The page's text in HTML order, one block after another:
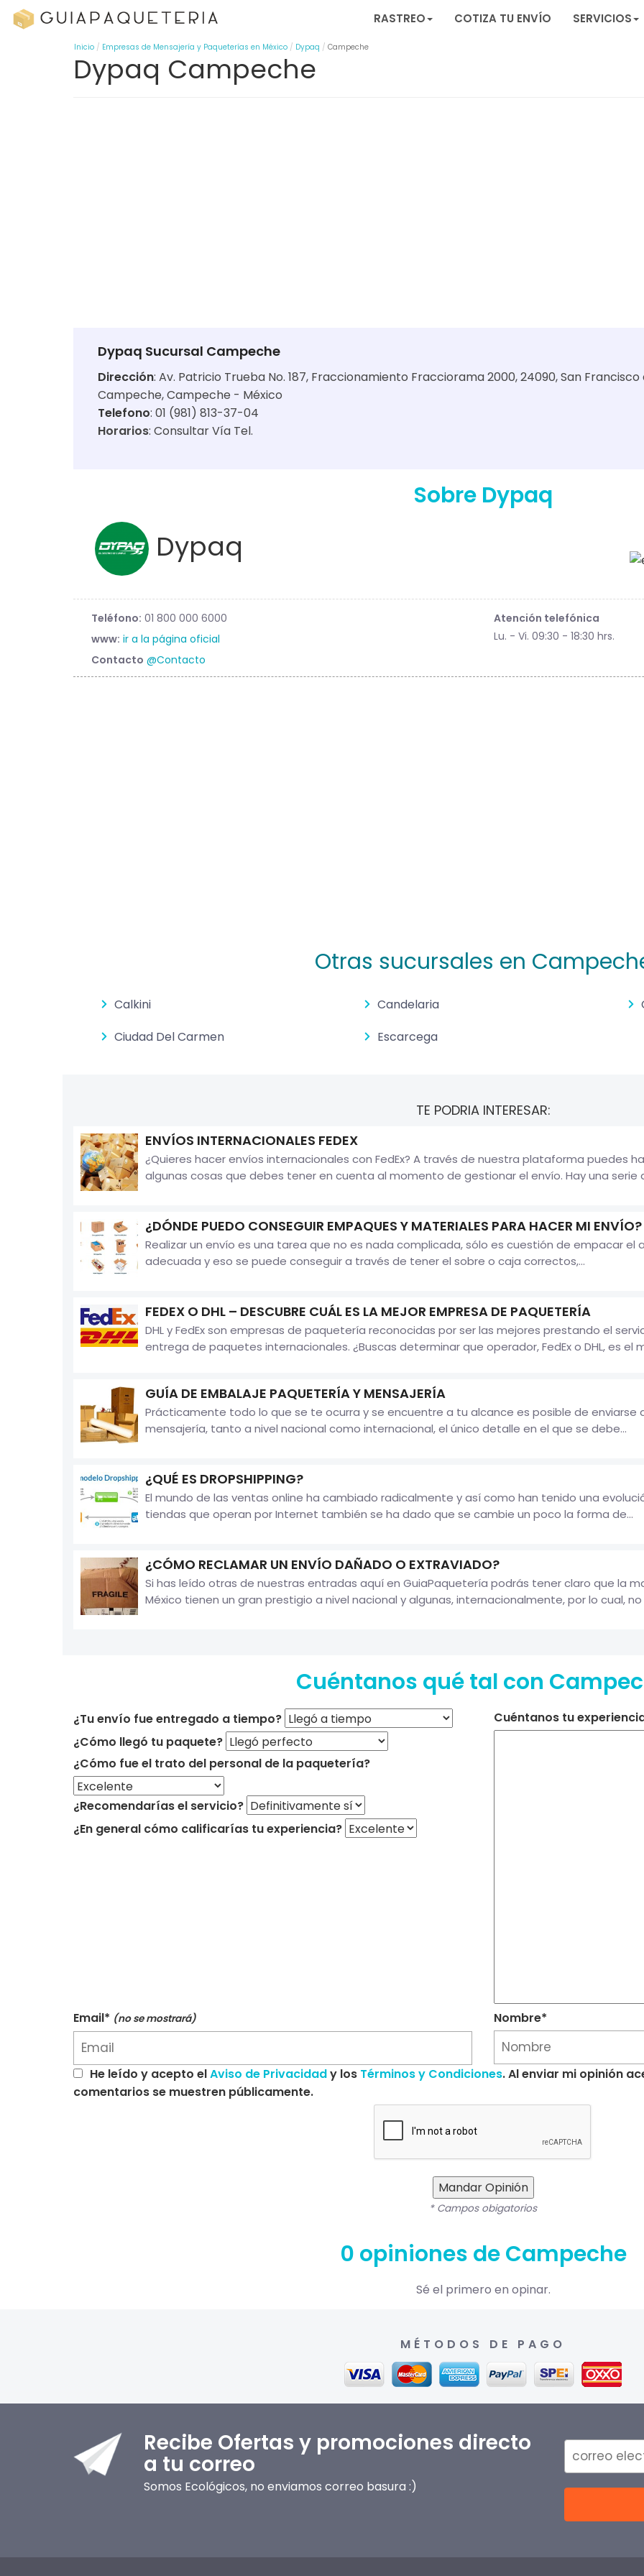
RASTREO COTIZA TU ENVÍO SERVICIOS
Inicio Empresas de Mensajería y Paqueterías en México Dypaq Campeche
Dypaq Campeche
Dypaq Sucursal Campeche
Dirección: Av. Patricio Trueba No. 187, Fraccionamiento Fracciorama 2000, 24090, San Francisco
Campeche, Campeche - México
Telefono: 01 (981) 813-37-04
Horarios: Consultar Vía Tel.
Sobre Dypaq
Dypaq
Teléfono: 01 800 000 6000
www: ir a la página oficial
Contacto @Contacto
Atención telefónica
Lu. - Vi. 09:30 - 18:30 hrs.
Otras sucursales en
Calkini Candelaria
Ciudad Del Carmen
Escarcega
TE PODRIA INTERESAR:
ENVÍOS INTERNACIONALES FEDEX
¿Quieres hacer envíos internacionales con FedEx? A través de nuestra plataforma puedes
algunas cosas que debes tener en cuenta al momento de gestionar el envío. Hay una
¿DÓNDE PUEDO CONSEGUIR EMPAQUES Y MATERIALES PARA HACER MI ENVÍO?
Realizar un envío es una tarea que no es nada complicada, sólo es cuestión de empacar
adecuada y eso se puede conseguir a través de tener el sobre o caja correctos,...
FEDEX O DHL – DESCUBRE CUÁL ES LA MEJOR EMPRESA DE PAQUETERÍA
DHL y FedEx son empresas de paquetería reconocidas por ser las mejores prestando el
entrega de paquetes internacionales. ¿Buscas determinar que operador, FedEx o DHL, es el
GUÍA DE EMBALAJE PAQUETERÍA Y MENSAJERÍA
Prácticamente todo lo que se te ocurra y se encuentre a tu alcance es posible de enviarse
mensajería, tanto a nivel nacional como internacional, el único detalle en el que se debe...
¿QUÉ ES DROPSHIPPING?
El mundo de las ventas online ha cambiado radicalmente y así como han tenido una
tiendas que operan por Internet también se ha dado que se cambie un poco la forma de...
¿CÓMO RECLAMAR UN ENVÍO DAÑADO O EXTRAVIADO?
Si has leído otras de nuestras entradas aquí en GuiaPaquetería podrás tener claro que la
México tienen un gran prestigio a nivel nacional y algunas, internacionalmente, por lo cual,
Cuéntanos qué tal con
¿Tu envío fue entregado a tiempo?
¿Cómo llegó tu paquete?
¿Cómo fue el trato del personal de la paquetería?
¿Recomendarías el servicio?
¿En general cómo calificarías tu experiencia?
Cuéntanos tu
Email* (no se mostrará) Nombre*
He leído y acepto elAviso de Privacidady los Términos y Condiciones. Al enviar mi opinión
comentarios se muestren públicamente.
Mandar Opinión
* Campos obigatorios
0 opiniones de Campeche
Sé el primero en opinar.
MÉTODOS DE PAGO
Recibe Ofertas y promociones directo
a tu correo
Somos Ecológicos, no enviamos correo basura :)